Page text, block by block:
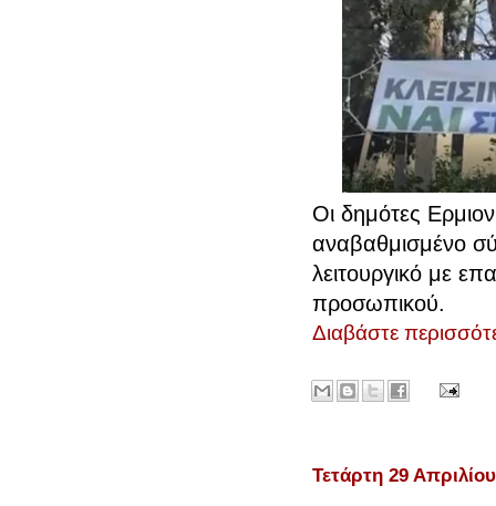
Οι δημότες
αναβαθμισμένο
λειτουργικό με
προσωπικού.
Διαβάστε
Τετάρτη 29